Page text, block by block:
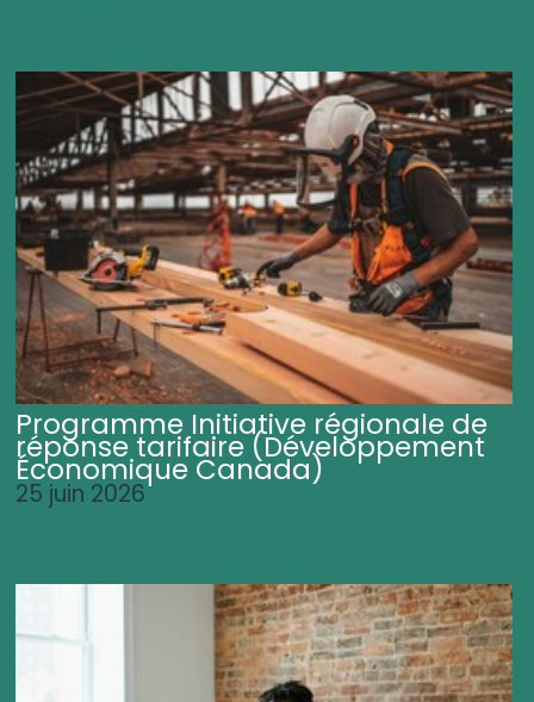
Programme Initiative régionale de
réponse tarifaire (Développement
Économique Canada)
25 juin 2026